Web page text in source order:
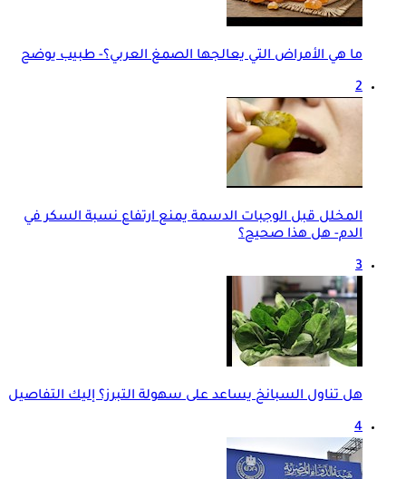
ما هي الأمراض التي يعالجها الصمغ العربي؟- طبيب يوضح
2
المخلل قبل الوجبات الدسمة يمنع ارتفاع نسبة السكر في
الدم- هل هذا صحيح؟
3
هل تناول السبانخ يساعد على سهولة التبرز؟ إليك التفاصيل
4